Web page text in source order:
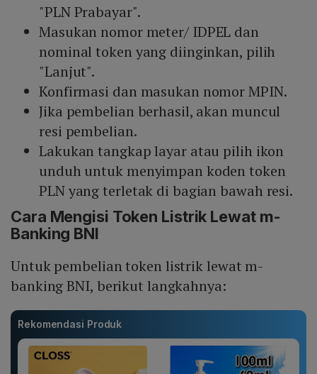
"PLN Prabayar".
Masukan nomor meter/ IDPEL dan
nominal token yang diinginkan, pilih
"Lanjut".
Konfirmasi dan masukan nomor MPIN.
Jika pembelian berhasil, akan muncul
resi pembelian.
Lakukan tangkap layar atau pilih ikon
unduh untuk menyimpan koden token
PLN yang terletak di bagian bawah resi.
Cara Mengisi Token Listrik Lewat m-
Banking BNI
Untuk pembelian token listrik lewat m-
banking BNI, berikut langkahnya:
Rekomendasi Produk